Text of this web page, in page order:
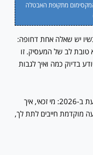
מתקופת האבטלה
יש שאלה אחת דחופה:
טובת לב של המעסיק. זו
בדיוק כמה ואיך לגבות
במדריך הזה נעבור על כל מה שצריך לדעת ב-2026: מי זכאי, איך
כמה ימי הודעה מוקדמת חייבים לתת לך,